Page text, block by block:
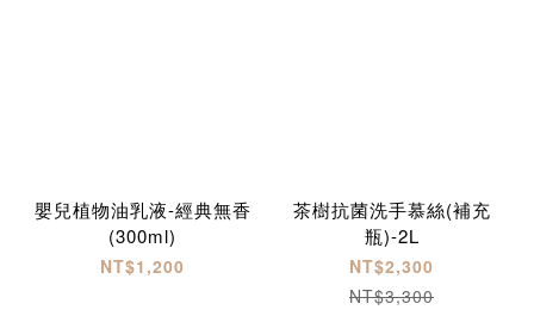
嬰兒植物油乳液-經典無香
(300ml)
NT$1,200
茶樹抗菌洗手慕絲(補充
瓶)-2L
NT$2,300
NT$3,300